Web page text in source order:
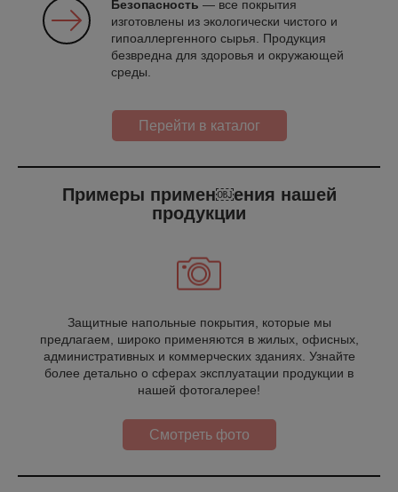
Безопасность — все покрытия
изготовлены из экологически чистого и
гипоаллергенного сырья. Продукция
безвредна для здоровья и окружающей
среды.
Перейти в каталог
Примеры примен￼ения нашей
продукции
Защитные напольные покрытия, которые мы
предлагаем, широко применяются в жилых, офисных,
административных и коммерческих зданиях. Узнайте
более детально о сферах эксплуатации продукции в
нашей фотогалерее!
Смотреть фото